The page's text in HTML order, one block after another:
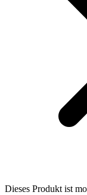
Dieses Produkt ist